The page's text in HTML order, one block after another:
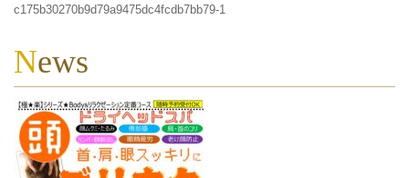
c175b30270b9d79a9475dc4fcdb7bb79-1
News